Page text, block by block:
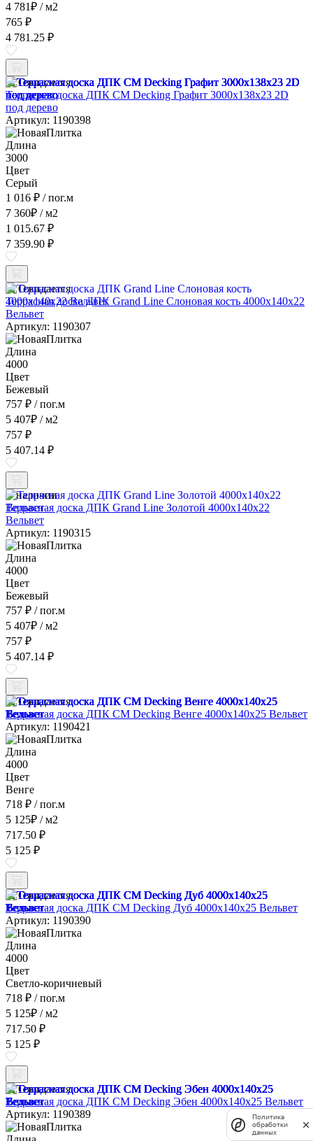
4 781₽ / м2
765 ₽
4 781.25 ₽
Ожидается
Террасная доска ДПК CM Decking Графит 3000x138x23 2D
под дерево
Артикул: 1190398
Длина
3000
Цвет
Серый
1 016 ₽ / пог.м
7 360₽ / м2
1 015.67 ₽
7 359.90 ₽
Ожидается
Террасная доска ДПК Grand Line Слоновая кость 4000x140x22
Вельвет
Артикул: 1190307
Длина
4000
Цвет
Бежевый
757 ₽ / пог.м
5 407₽ / м2
757 ₽
5 407.14 ₽
В наличии
Террасная доска ДПК Grand Line Золотой 4000x140x22
Вельвет
Артикул: 1190315
Длина
4000
Цвет
Бежевый
757 ₽ / пог.м
5 407₽ / м2
757 ₽
5 407.14 ₽
Ожидается
Террасная доска ДПК CM Decking Венге 4000x140x25 Вельвет
Артикул: 1190421
Длина
4000
Цвет
Венге
718 ₽ / пог.м
5 125₽ / м2
717.50 ₽
5 125 ₽
Ожидается
Террасная доска ДПК CM Decking Дуб 4000x140x25 Вельвет
Артикул: 1190390
Длина
4000
Цвет
Светло-коричневый
718 ₽ / пог.м
5 125₽ / м2
717.50 ₽
5 125 ₽
Ожидается
Террасная доска ДПК CM Decking Эбен 4000x140x25 Вельвет
Артикул: 1190389
Политика
обработки
данных